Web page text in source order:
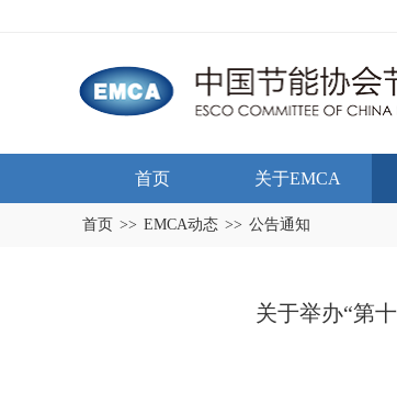
首页 关于EMCA
首页 >> EMCA动态 >> 公告通知
关于举办“第